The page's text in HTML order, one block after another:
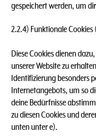
gespeichert werden, um
2.2.4) Funktionale Cookies
Diese Cookies dienen
unserer Website zu
Identifizierung besonders
Internetangebots, um so
deine Bedürfnisse
zu diesen Cookies und
unten unter e).